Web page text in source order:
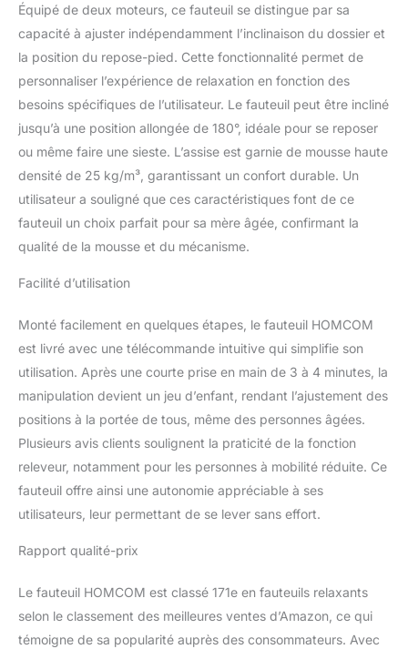
Fauteuil électrique
inclinable idéal pour les
personnes âgées ou à
CONFORT : Assise dotée
d'un épais garnissage
mousse haute densité
25kg/m³ - Grande
flexibilité et souplesse
grâce au système de
ressorts ensachés -
Accoudoirs, appui-tête
et dossier ergonomique
permettent de ranger la
REVÊTEMENT DE
QUALITÉ : Fauteuil de
relaxation électrique en
revêtement en tissu
polyester aspect lin
100% polyester très
perméable à l'air et donc
très agréable au toucher
par n'importe quelle
totales : (debout) 92l x
incliné : 92l x 178l x 56H
cm ; - Dim. assise : 55l x
Équipé de deux moteurs, ce fauteuil se distingue par sa
capacité à ajuster indépendamment l’inclinaison du dossier et
la position du repose-pied. Cette fonctionnalité permet de
personnaliser l’expérience de relaxation en fonction des
besoins spécifiques de l’utilisateur. Le fauteuil peut être incliné
jusqu’à une position allongée de 180°, idéale pour se reposer
ou même faire une sieste. L’assise est garnie de mousse haute
densité de 25 kg/m³, garantissant un confort durable. Un
utilisateur a souligné que ces caractéristiques font de ce
fauteuil un choix parfait pour sa mère âgée, confirmant la
qualité de la mousse et du mécanisme.
Facilité d’utilisation
Monté facilement en quelques étapes, le fauteuil HOMCOM
est livré avec une télécommande intuitive qui simplifie son
utilisation. Après une courte prise en main de 3 à 4 minutes, la
manipulation devient un jeu d’enfant, rendant l’ajustement des
positions à la portée de tous, même des personnes âgées.
Plusieurs avis clients soulignent la praticité de la fonction
releveur, notamment pour les personnes à mobilité réduite. Ce
fauteuil offre ainsi une autonomie appréciable à ses
utilisateurs, leur permettant de se lever sans effort.
Rapport qualité-prix
Le fauteuil HOMCOM est classé 171e en fauteuils relaxants
selon le classement des meilleures ventes d’Amazon, ce qui
témoigne de sa popularité auprès des consommateurs. Avec